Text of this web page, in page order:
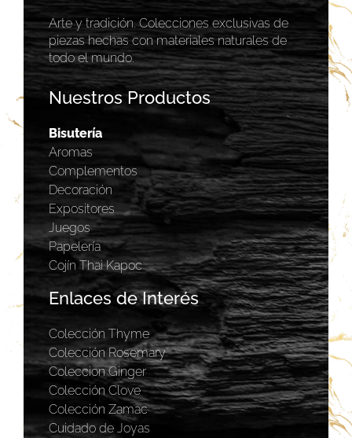
Arte y tradición. Colecciones exclusivas de
piezas hechas con materiales naturales de
todo el mundo.
Nuestros Productos
Bisutería
Aromas
Complementos
Decoración
Expositores
Juegos
Papelería
Cojín Thai Kapoc
Enlaces de Interés
Colección Thyme
Colección Rosemary
Coleccion Ginger
Colección Clove
Colección Zamac
Cuidado de Joyas